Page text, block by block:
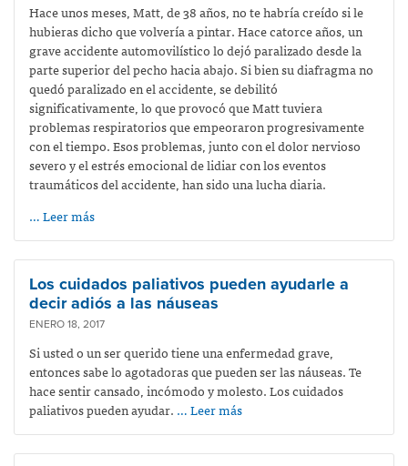
Hace unos meses, Matt, de 38 años, no te habría creído si le
hubieras dicho que volvería a pintar. Hace catorce años, un
grave accidente automovilístico lo dejó paralizado desde la
parte superior del pecho hacia abajo. Si bien su diafragma no
quedó paralizado en el accidente, se debilitó
significativamente, lo que provocó que Matt tuviera
problemas respiratorios que empeoraron progresivamente
con el tiempo. Esos problemas, junto con el dolor nervioso
severo y el estrés emocional de lidiar con los eventos
traumáticos del accidente, han sido una lucha diaria.
… Leer más
Los cuidados paliativos pueden ayudarle a
decir adiós a las náuseas
ENERO 18, 2017
Si usted o un ser querido tiene una enfermedad grave,
entonces sabe lo agotadoras que pueden ser las náuseas. Te
hace sentir cansado, incómodo y molesto. Los cuidados
paliativos pueden ayudar. … Leer más